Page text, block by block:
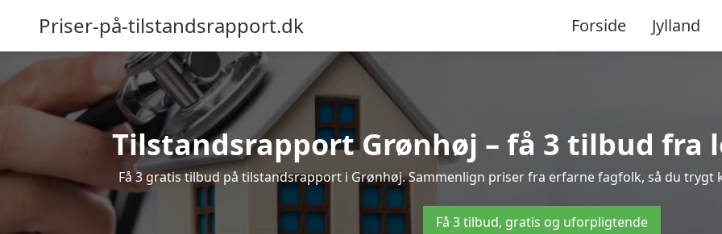
Priser-på-tilstandsrapport.dk Forside Jylland
Tilstandsrapport Grønhøj – få 3 tilbud fra
Få 3 gratis tilbud på tilstandsrapport i Grønhøj. Sammenlign priser fra erfarne fagfolk, så du
Få 3 tilbud, gratis og uforpligtende